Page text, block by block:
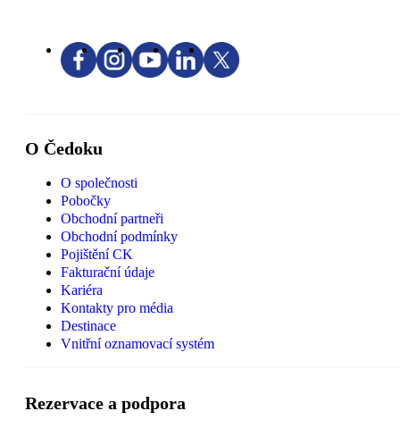
O Čedoku
O společnosti
Pobočky
Obchodní partneři
Obchodní podmínky
Pojištění CK
Fakturační údaje
Kariéra
Kontakty pro média
Destinace
Vnitřní oznamovací systém
Rezervace a podpora